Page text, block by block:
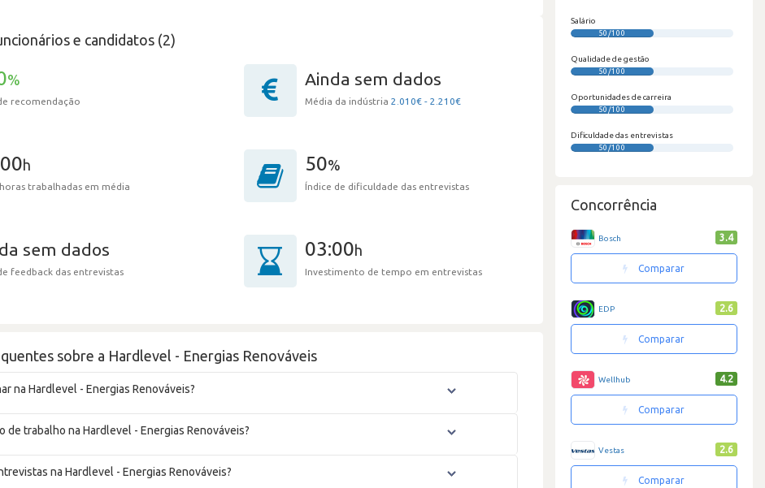
e candidatos (2)
%
recomendação
Ainda sem dados
Média da indústria 2.010€ - 2.210€
h
horas trabalhadas em média
50%
Índice de dificuldade das entrevistas
sem dados
feedback das entrevistas
03:00h
Investimento de tempo em entrevistas
sobre a Hardlevel - Energias Renováveis
na Hardlevel - Energias Renováveis?
de trabalho na Hardlevel - Energias Renováveis?
na Hardlevel - Energias Renováveis?
Salário
50/100
Qualidade de gestão
50/100
Oportunidades de carreira
50/100
Dificuldade das entrevistas
50/100
Concorrência
Bosch 3.4
Comparar
EDP 2.6
Comparar
Wellhub 4.2
Comparar
Vestas 2.6
Comparar